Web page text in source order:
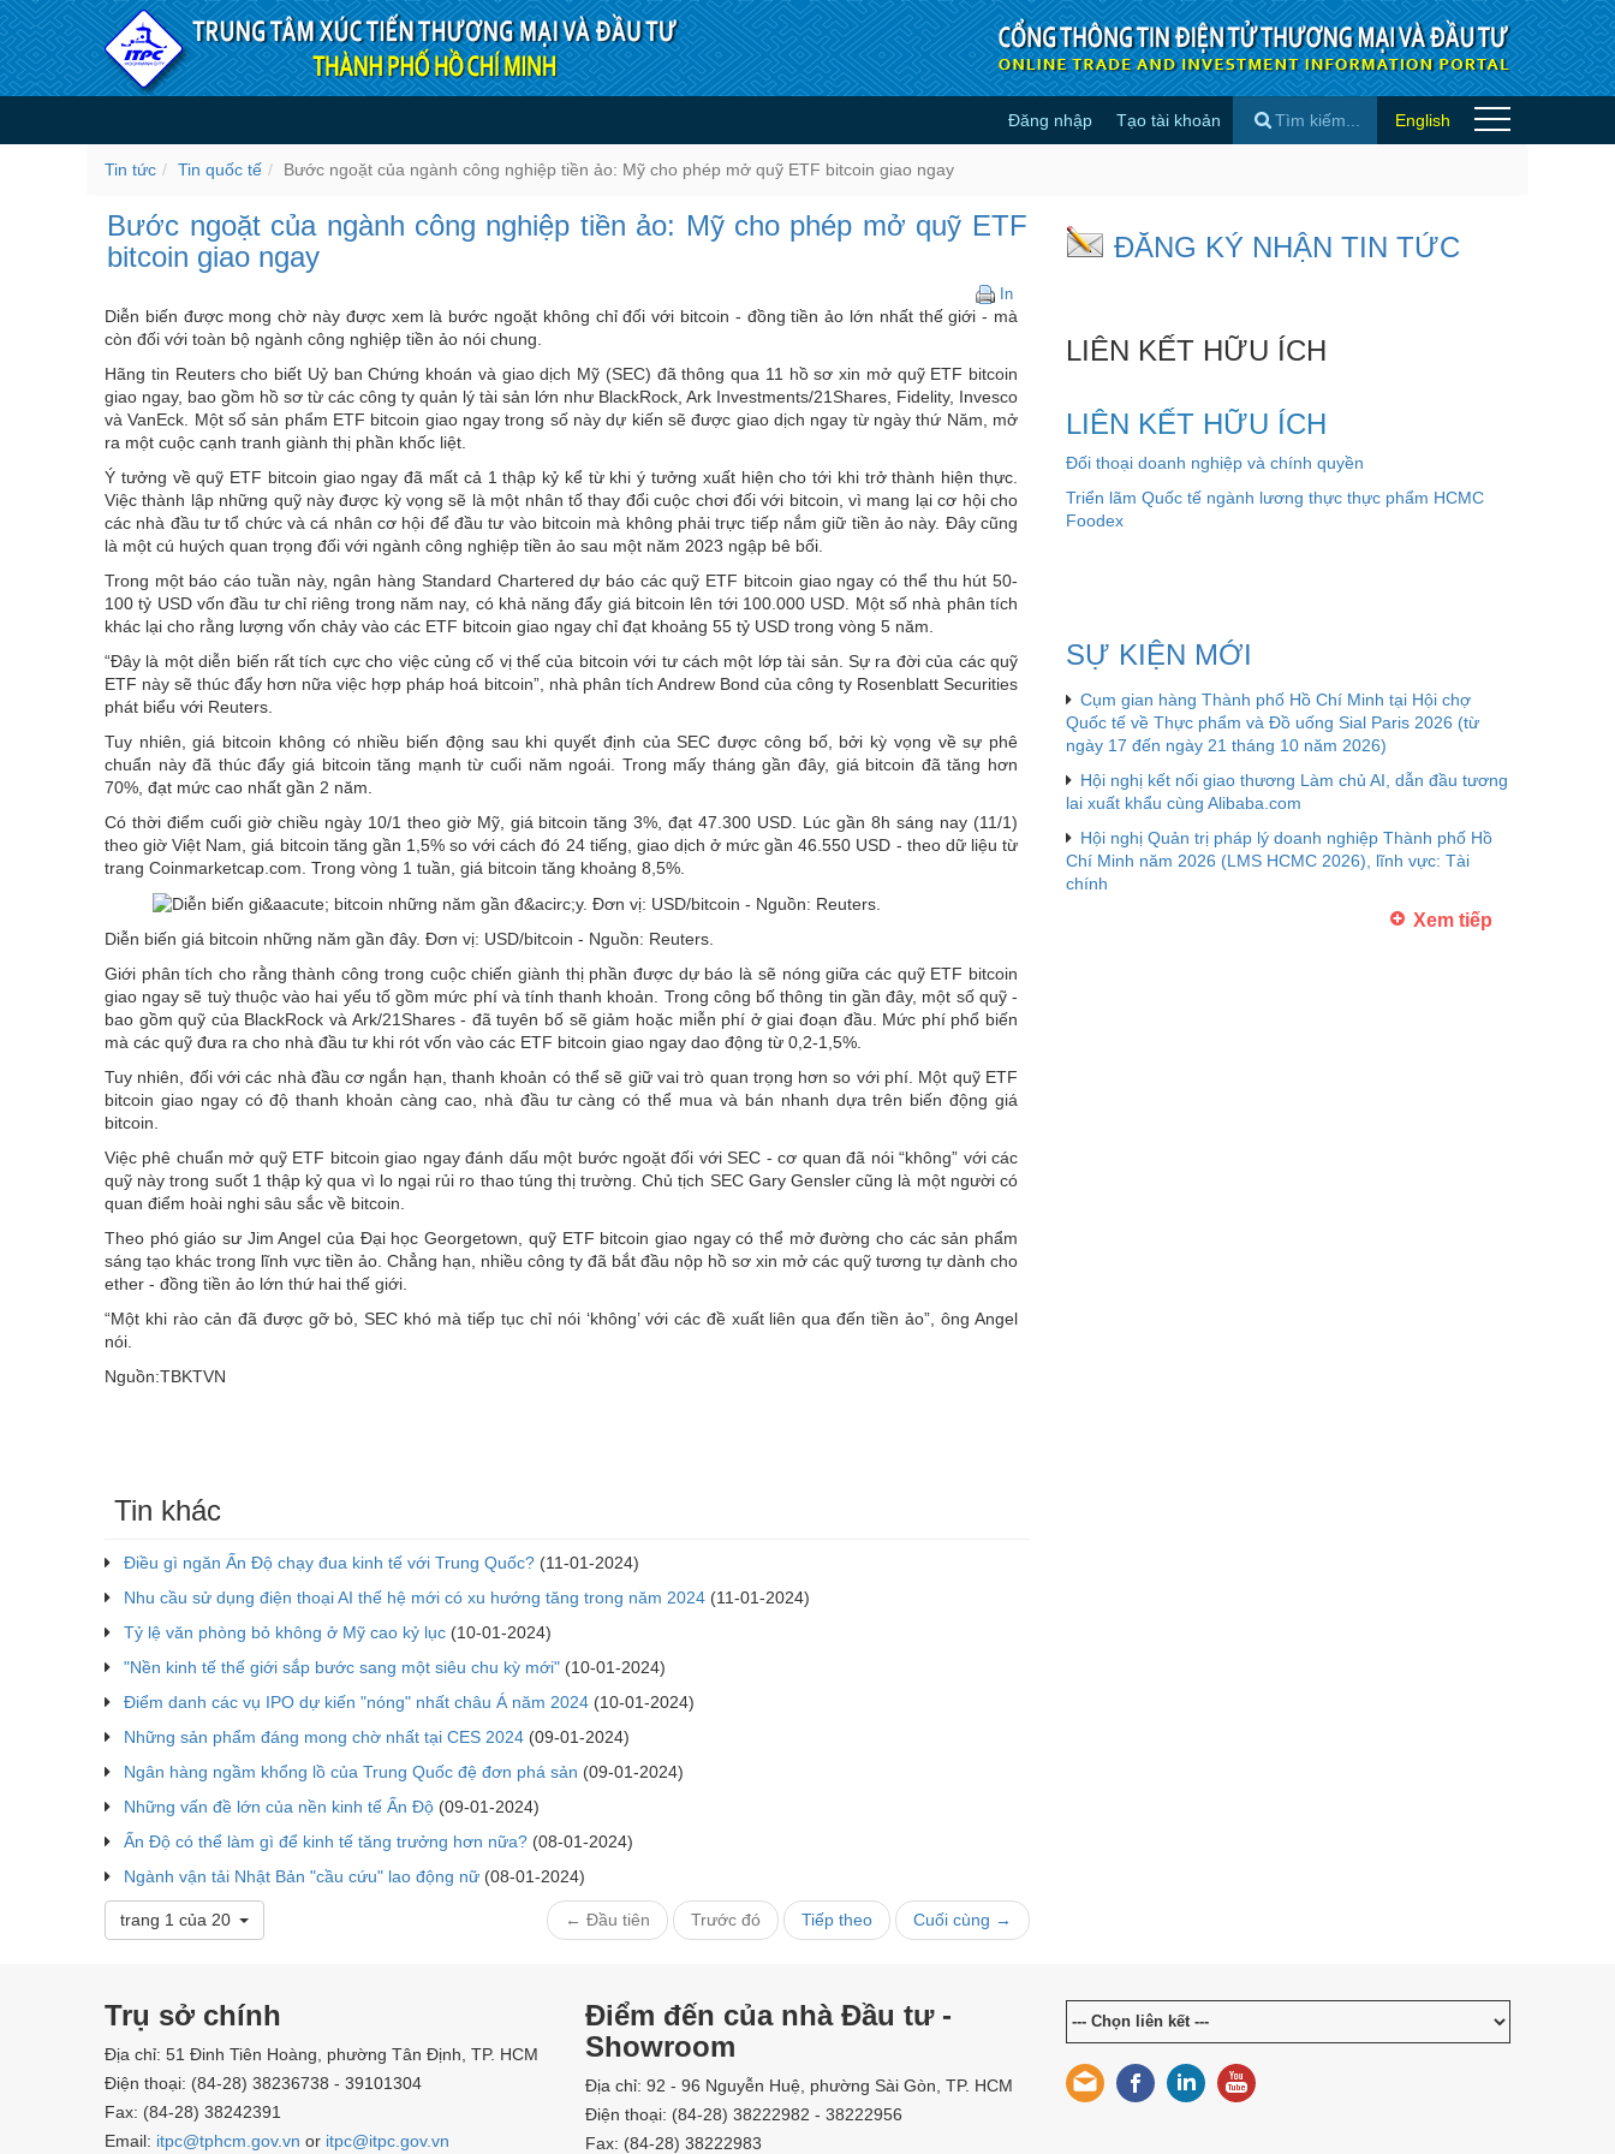
Truy cập nội dung luôn
Bước ngoặt của ngành công nghiệp tiền ảo: Mỹ cho phép mở quỹ ETF bitcoin giao ngay - Tin
quốc tế
Đăng nhập Tạo tài khoản English
Tin tức Tin quốc tế Bước ngoặt của ngành công nghiệp tiền ảo: Mỹ cho phép mở quỹ ETF bitcoin giao ngay
Bước ngoặt của ngành công nghiệp tiền ảo: Mỹ cho phép mở quỹ ETF
bitcoin giao ngay
InBước
ngoặt
công
nghiệp
tiền
cho
phép
mở
Diễn biến được mong chờ này được xem là bước ngoặt không chỉ đối với bitcoin - đồng tiền ảo lớn nhất thế giới - mà
còn đối với toàn bộ ngành công nghiệp tiền ảo nói chung.
Hãng tin Reuters cho biết Uỷ ban Chứng khoán và giao dịch Mỹ (SEC) đã thông qua 11 hồ sơ xin mở quỹ ETF bitcoin
giao ngay, bao gồm hồ sơ từ các công ty quản lý tài sản lớn như BlackRock, Ark Investments/21Shares, Fidelity, Invesco
và VanEck. Một số sản phẩm ETF bitcoin giao ngay trong số này dự kiến sẽ được giao dịch ngay từ ngày thứ Năm, mở
ra một cuộc cạnh tranh giành thị phần khốc liệt.
Ý tưởng về quỹ ETF bitcoin giao ngay đã mất cả 1 thập kỷ kể từ khi ý tưởng xuất hiện cho tới khi trở thành hiện thực.
Việc thành lập những quỹ này được kỳ vọng sẽ là một nhân tố thay đổi cuộc chơi đối với bitcoin, vì mang lại cơ hội cho
các nhà đầu tư tổ chức và cá nhân cơ hội để đầu tư vào bitcoin mà không phải trực tiếp nắm giữ tiền ảo này. Đây cũng
là một cú huých quan trọng đối với ngành công nghiệp tiền ảo sau một năm 2023 ngập bê bối.
Trong một báo cáo tuần này, ngân hàng Standard Chartered dự báo các quỹ ETF bitcoin giao ngay có thể thu hút 50-
100 tỷ USD vốn đầu tư chỉ riêng trong năm nay, có khả năng đẩy giá bitcoin lên tới 100.000 USD. Một số nhà phân tích
khác lại cho rằng lượng vốn chảy vào các ETF bitcoin giao ngay chỉ đạt khoảng 55 tỷ USD trong vòng 5 năm.
“Đây là một diễn biến rất tích cực cho việc củng cố vị thế của bitcoin với tư cách một lớp tài sản. Sự ra đời của các quỹ
ETF này sẽ thúc đẩy hơn nữa việc hợp pháp hoá bitcoin”, nhà phân tích Andrew Bond của công ty Rosenblatt Securities
phát biểu với Reuters.
Tuy nhiên, giá bitcoin không có nhiều biến động sau khi quyết định của SEC được công bố, bởi kỳ vọng về sự phê
chuẩn này đã thúc đẩy giá bitcoin tăng mạnh từ cuối năm ngoái. Trong mấy tháng gần đây, giá bitcoin đã tăng hơn
70%, đạt mức cao nhất gần 2 năm.
Có thời điểm cuối giờ chiều ngày 10/1 theo giờ Mỹ, giá bitcoin tăng 3%, đạt 47.300 USD. Lúc gần 8h sáng nay (11/1)
theo giờ Việt Nam, giá bitcoin tăng gần 1,5% so với cách đó 24 tiếng, giao dịch ở mức gần 46.550 USD - theo dữ liệu từ
trang Coinmarketcap.com. Trong vòng 1 tuần, giá bitcoin tăng khoảng 8,5%.
Diễn biến giá bitcoin những năm gần đây. Đơn vị: USD/bitcoin - Nguồn: Reuters.
Giới phân tích cho rằng thành công trong cuộc chiến giành thị phần được dự báo là sẽ nóng giữa các quỹ ETF bitcoin
giao ngay sẽ tuỳ thuộc vào hai yếu tố gồm mức phí và tính thanh khoản. Trong công bố thông tin gần đây, một số quỹ -
bao gồm quỹ của BlackRock và Ark/21Shares - đã tuyên bố sẽ giảm hoặc miễn phí ở giai đoạn đầu. Mức phí phổ biến
mà các quỹ đưa ra cho nhà đầu tư khi rót vốn vào các ETF bitcoin giao ngay dao động từ 0,2-1,5%.
Tuy nhiên, đối với các nhà đầu cơ ngắn hạn, thanh khoản có thể sẽ giữ vai trò quan trọng hơn so với phí. Một quỹ ETF
bitcoin giao ngay có độ thanh khoản càng cao, nhà đầu tư càng có thể mua và bán nhanh dựa trên biến động giá
bitcoin.
Việc phê chuẩn mở quỹ ETF bitcoin giao ngay đánh dấu một bước ngoặt đối với SEC - cơ quan đã nói “không” với các
quỹ này trong suốt 1 thập kỷ qua vì lo ngại rủi ro thao túng thị trường. Chủ tịch SEC Gary Gensler cũng là một người có
quan điểm hoài nghi sâu sắc về bitcoin.
Theo phó giáo sư Jim Angel của Đại học Georgetown, quỹ ETF bitcoin giao ngay có thể mở đường cho các sản phẩm
sáng tạo khác trong lĩnh vực tiền ảo. Chẳng hạn, nhiều công ty đã bắt đầu nộp hồ sơ xin mở các quỹ tương tự dành cho
ether - đồng tiền ảo lớn thứ hai thế giới.
“Một khi rào cản đã được gỡ bỏ, SEC khó mà tiếp tục chỉ nói ‘không’ với các đề xuất liên qua đến tiền ảo”, ông Angel
nói.
Nguồn:TBKTVN
Tin khác
Điều gì ngăn Ấn Độ chạy đua kinh tế với Trung Quốc? (11-01-2024)
Nhu cầu sử dụng điện thoại AI thế hệ mới có xu hướng tăng trong năm 2024 (11-01-2024)
Tỷ lệ văn phòng bỏ không ở Mỹ cao kỷ lục (10-01-2024)
"Nền kinh tế thế giới sắp bước sang một siêu chu kỳ mới" (10-01-2024)
Điểm danh các vụ IPO dự kiến "nóng" nhất châu Á năm 2024 (10-01-2024)
Những sản phẩm đáng mong chờ nhất tại CES 2024 (09-01-2024)
Ngân hàng ngầm khổng lồ của Trung Quốc đệ đơn phá sản (09-01-2024)
Những vấn đề lớn của nền kinh tế Ấn Độ (09-01-2024)
Ấn Độ có thể làm gì để kinh tế tăng trưởng hơn nữa? (08-01-2024)
Ngành vận tải Nhật Bản "cầu cứu" lao động nữ (08-01-2024)
trang 1 của 20 ← Đầu tiên Trước đó Tiếp theo Cuối cùng →
ĐĂNG KÝ NHẬN TIN TỨC
LIÊN KẾT HỮU ÍCH
LIÊN KẾT HỮU ÍCH
Đối thoại doanh nghiệp và chính quyền
Triển lãm Quốc tế ngành lương thực thực phẩm HCMC
Foodex
SỰ KIỆN MỚI
Cụm gian hàng Thành phố Hồ Chí Minh tại Hội chợ
Quốc tế về Thực phẩm và Đồ uống Sial Paris 2026 (từ
ngày 17 đến ngày 21 tháng 10 năm 2026)
Hội nghị kết nối giao thương Làm chủ AI, dẫn đầu tương
lai xuất khẩu cùng Alibaba.com
Hội nghị Quản trị pháp lý doanh nghiệp Thành phố Hồ
Chí Minh năm 2026 (LMS HCMC 2026), lĩnh vực: Tài
chính
Xem tiếp
Trụ sở chính
Địa chỉ: 51 Đinh Tiên Hoàng, phường Tân Định, TP. HCM
Điện thoại: (84-28) 38236738 - 39101304
Fax: (84-28) 38242391
Email: itpc@tphcm.gov.vn or itpc@itpc.gov.vn
Điểm đến của nhà Đầu tư -
Showroom
Địa chỉ: 92 - 96 Nguyễn Huệ, phường Sài Gòn, TP. HCM
Điện thoại: (84-28) 38222982 - 38222956
Fax: (84-28) 38222983